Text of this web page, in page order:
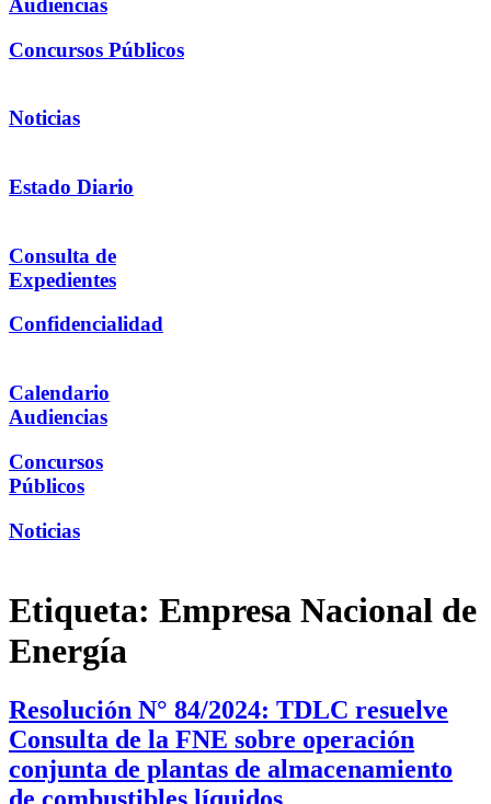
Audiencias
Concursos Públicos
Noticias
Estado Diario
Consulta de
Expedientes
Confidencialidad
Calendario
Audiencias
Concursos
Públicos
Noticias
Etiqueta: Empresa Nacional de
Energía
Resolución N° 84/2024: TDLC resuelve
Consulta de la FNE sobre operación
conjunta de plantas de almacenamiento
de combustibles líquidos